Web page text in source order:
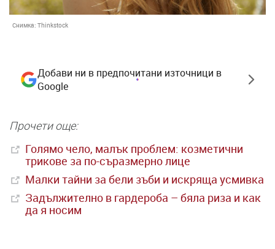
Снимка: Thinkstock
Добави ни в предпочитани източници в
Google
Прочети още:
Голямо чело, малък проблем: козметични
трикове за по-съразмерно лице
Малки тайни за бели зъби и искряща усмивка
Задължително в гардероба – бяла риза и как
да я носим